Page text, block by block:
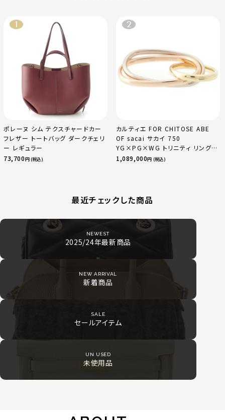
ポレーヌ シム テクスチャードカー
フレザー トートバッグ ダークチェリ
ー レギュラー
73,700円 (税込)
カルティエ FOR CHITOSE ABE
OF sacai サカイ 750
YG×PG×WG トリニティ リング
指輪 マルチカラー 50 51 52
1,089,000円 (税込)
最近チェックした商品
NEWEST
2025/24年最新商品
NEW ARRIVAL
新着商品
SALE
セールアイテム
UN USED
未使用品